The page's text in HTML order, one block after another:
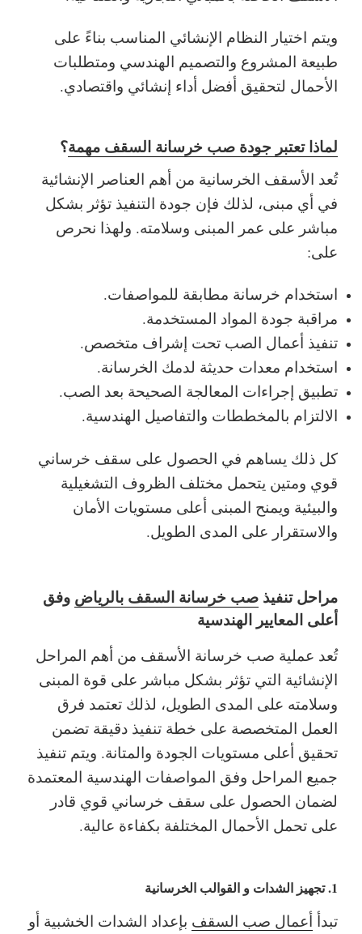
ويتم اختيار النظام الإنشائي المناسب بناءً على
طبيعة المشروع والتصميم الهندسي ومتطلبات
الأحمال لتحقيق أفضل أداء إنشائي واقتصادي.
لماذا تعتبر جودة صب خرسانة السقف مهمة؟
تُعد الأسقف الخرسانية من أهم العناصر الإنشائية
في أي مبنى، لذلك فإن جودة التنفيذ تؤثر بشكل
مباشر على عمر المبنى وسلامته. ولهذا نحرص
على:
استخدام خرسانة مطابقة للمواصفات.
مراقبة جودة المواد المستخدمة.
تنفيذ أعمال الصب تحت إشراف متخصص.
استخدام معدات حديثة لدمك الخرسانة.
تطبيق إجراءات المعالجة الصحيحة بعد الصب.
الالتزام بالمخططات والتفاصيل الهندسية.
كل ذلك يساهم في الحصول على سقف خرساني
قوي ومتين يتحمل مختلف الظروف التشغيلية
والبيئية ويمنح المبنى أعلى مستويات الأمان
والاستقرار على المدى الطويل.
مراحل تنفيذ صب خرسانة السقف بالرياض وفق
أعلى المعايير الهندسية
تُعد عملية صب خرسانة الأسقف من أهم المراحل
الإنشائية التي تؤثر بشكل مباشر على قوة المبنى
وسلامته على المدى الطويل، لذلك تعتمد فرق
العمل المتخصصة على خطة تنفيذ دقيقة تضمن
تحقيق أعلى مستويات الجودة والمتانة. ويتم تنفيذ
جميع المراحل وفق المواصفات الهندسية المعتمدة
لضمان الحصول على سقف خرساني قوي قادر
على تحمل الأحمال المختلفة بكفاءة عالية.
1. تجهيز الشدات و القوالب الخرسانية
تبدأ أعمال صب السقف بإعداد الشدات الخشبية أو